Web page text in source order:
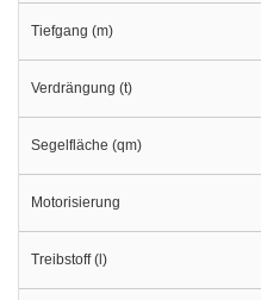
Tiefgang (m)
Verdrängung (t)
Segelfläche (qm)
Motorisierung
Treibstoff (l)